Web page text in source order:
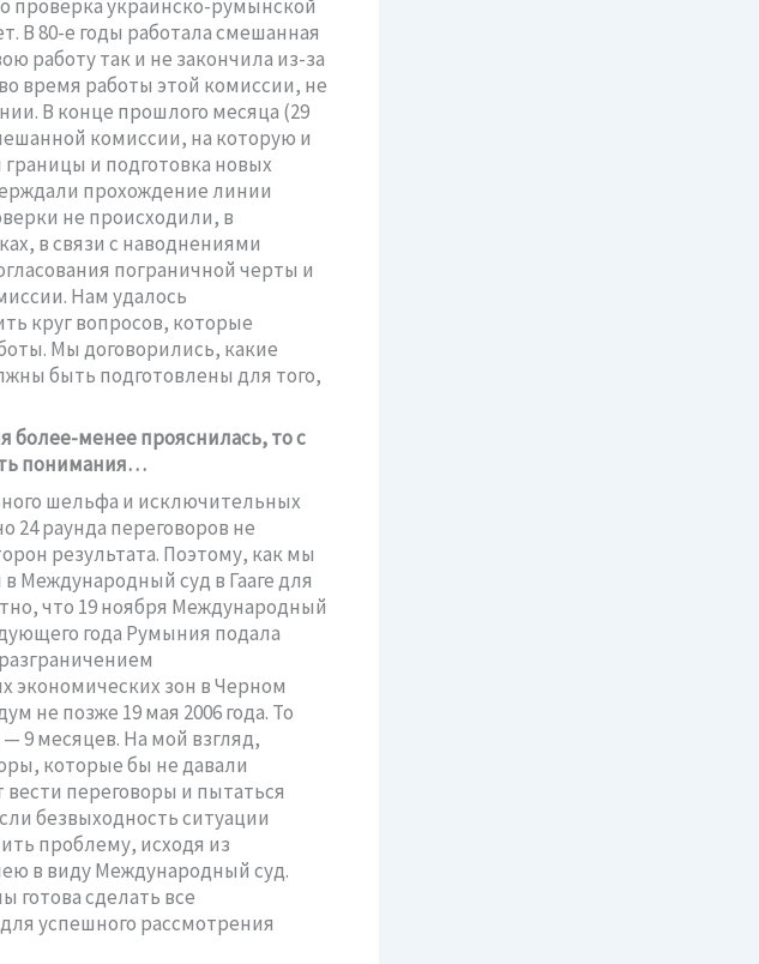
проверка украинско-румынской
В 80-е годы работала смешанная
работу так и не закончила из-за
время работы этой комиссии, не
В конце прошлого месяца (29
комиссии, на которую и
и подготовка новых
прохождение линии
не происходили, в
в связи с наводнениями
пограничной черты и
Нам удалось
круг вопросов, которые
Мы договорились, какие
быть подготовлены для того,
более-менее прояснилась, то с
понимания…
шельфа и исключительных
24 раунда переговоров не
результата. Поэтому, как мы
Международный суд в Гааге для
что 19 ноября Международный
года Румыния подала
экономических зон в Черном
не позже 19 мая 2006 года. То
9 месяцев. На мой взгляд,
которые бы не давали
переговоры и пытаться
безвыходность ситуации
проблему, исходя из
в виду Международный суд.
готова сделать все
успешного рассмотрения